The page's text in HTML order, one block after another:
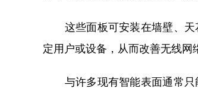
这些面板可安装在墙壁、天
定用户或设备，从而改善无线网
与许多现有智能表面通常只